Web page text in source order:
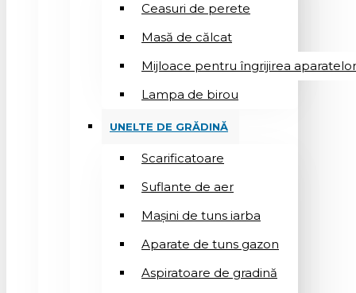
Ceasuri de perete
Masă de călcat
Mijloace pentru îngrijirea
Lampa de birou
UNELTE DE GRĂDINĂ
Scarificatoare
Suflantе de aer
Mașini de tuns iarba
Aparate de tuns gazon
Aspiratoare de gradină